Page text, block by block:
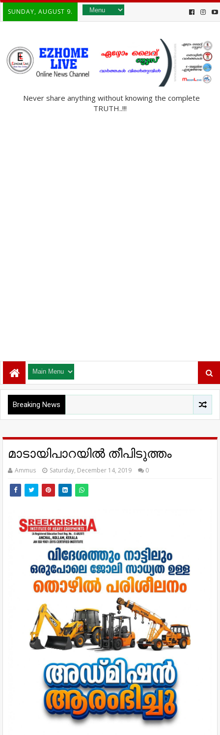
SUNDAY, AUGUST 9.
Never share anything without knowing the complete
TRUTH..!!!
Breaking News
മാടായിപാറയിൽ തീപിടുത്തം
Ammus Saturday, December 14, 2019 0